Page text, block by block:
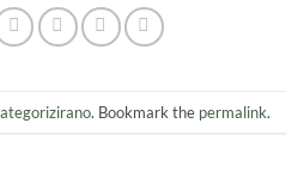
. Bookmark the permalink.